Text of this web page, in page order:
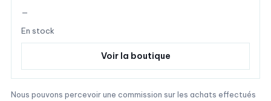
—
En stock
Voir la boutique
Nous pouvons percevoir une commission sur les achats effectués